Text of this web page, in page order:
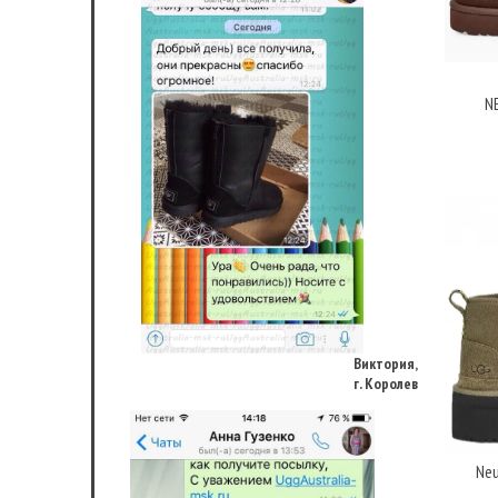
Виктория,